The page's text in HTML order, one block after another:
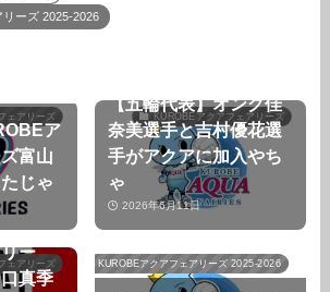
ーズ 2025-2026
ェアリーズ
ア
富山
じゃ
KUROBEアクアフェアリーズ
【五輪代表】オング佳
奈美選手と吉村優花選
手がアクアに加入やち
ゃ
2026年6月11日
ェアリーズ
ー
真季
KUROBEアクアフェアリーズ 2025-2026